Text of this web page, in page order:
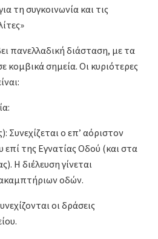
τη συγκοινωνία και τις
πανελλαδική διάσταση, με τα
κομβικά σημεία. Οι κυριότερες
Συνεχίζεται ο επ’ αόριστον
της Εγνατίας Οδού (και στα
Η διέλευση γίνεται
οδών.
οι δράσεις